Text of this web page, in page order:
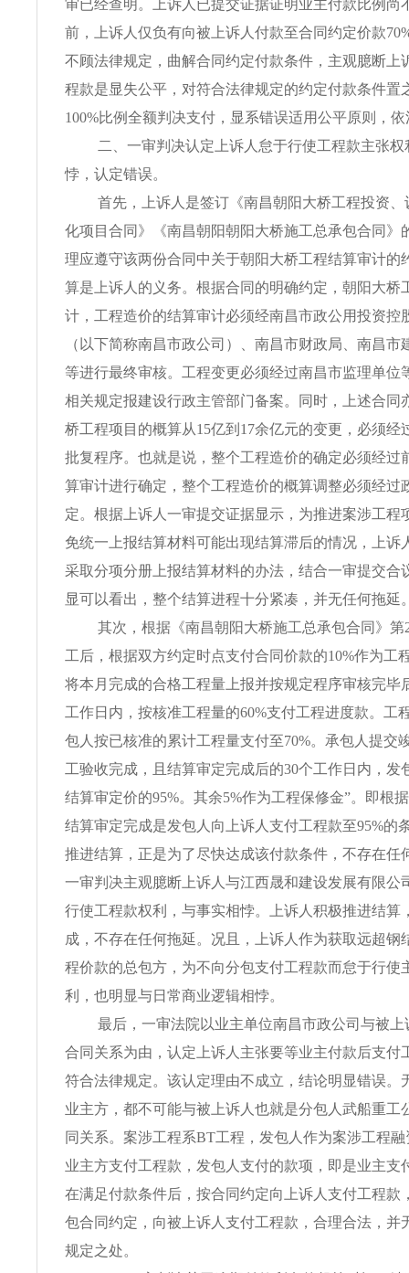
审已经查明。上诉人已提交证据证明业主付款比例尚
前，上诉人仅负有向被上诉人付款至合同约定价款
不顾法律规定，曲解合同约定付款条件，主观臆断上
程款是显失公平，对符合法律规定的约定付款条件置
100%比例全额判决支付，显系错误适用公平原则，
二、一审判决认定上诉人怠于行使工程款主张
悖，认定错误。
首先，上诉人是签订《南昌朝阳大桥工程投资
化项目合同》《南昌朝阳朝阳大桥施工总承包合同》
理应遵守该两份合同中关于朝阳大桥工程结算审计的
算是上诉人的义务。根据合同的明确约定，朝阳大桥
计，工程造价的结算审计必须经南昌市政公用投资控
（以下简称南昌市政公司）、南昌市财政局、南昌市
等进行最终审核。工程变更必须经过南昌市监理单位
相关规定报建设行政主管部门备案。同时，上述合同
桥工程项目的概算从15亿到17余亿元的变更，必须经
批复程序。也就是说，整个工程造价的确定必须经过
算审计进行确定，整个工程造价的概算调整必须经过
定。根据上诉人一审提交证据显示，为推进案涉工程
免统一上报结算材料可能出现结算滞后的情况，上诉
采取分项分册上报结算材料的办法，结合一审提交合
显可以看出，整个结算进程十分紧凑，并无任何拖延
其次，根据《南昌朝阳大桥施工总承包合同》第
工后，根据双方约定时点支付合同价款的10%作为工
将本月完成的合格工程量上报并按规定程序审核完毕
工作日内，按核准工程量的60%支付工程进度款。工
包人按已核准的累计工程量支付至70%。承包人提交
工验收完成，且结算审定完成后的30个工作日内，发
结算审定价的95%。其余5%作为工程保修金”。即根
结算审定完成是发包人向上诉人支付工程款至95%的
推进结算，正是为了尽快达成该付款条件，不存在任
一审判决主观臆断上诉人与江西晟和建设发展有限公
行使工程款权利，与事实相悖。上诉人积极推进结算
成，不存在任何拖延。况且，上诉人作为获取远超钢
程价款的总包方，为不向分包支付工程款而怠于行使
利，也明显与日常商业逻辑相悖。
最后，一审法院以业主单位南昌市政公司与被
合同关系为由，认定上诉人主张要等业主付款后支付
符合法律规定。该认定理由不成立，结论明显错误。
业主方，都不可能与被上诉人也就是分包人武船重工
同关系。案涉工程系BT工程，发包人作为案涉工程
业主方支付工程款，发包人支付的款项，即是业主支
在满足付款条件后，按合同约定向上诉人支付工程款
包合同约定，向被上诉人支付工程款，合理合法，并
规定之处。